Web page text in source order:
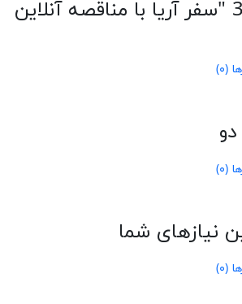
داستان شماره3 "سفر آریا با مناقصه آنلاین
(۰)
(۰)
نیازهای شما
(۰)